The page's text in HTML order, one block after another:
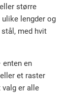
større
lengder og
med hvit
enten en
et raster
er alle